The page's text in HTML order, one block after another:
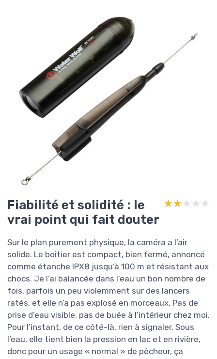
Fiabilité et solidité : le
vrai point qui fait douter
★★★★★
★★★★★
Sur le plan purement physique, la caméra a l’air
solide. Le boîtier est compact, bien fermé, annoncé
comme étanche IPX8 jusqu’à 100 m et résistant aux
chocs. Je l’ai balancée dans l’eau un bon nombre de
fois, parfois un peu violemment sur des lancers
ratés, et elle n’a pas explosé en morceaux. Pas de
prise d’eau visible, pas de buée à l’intérieur chez moi.
Pour l’instant, de ce côté-là, rien à signaler. Sous
l’eau, elle tient bien la pression en lac et en rivière,
donc pour un usage « normal » de pêcheur, ça